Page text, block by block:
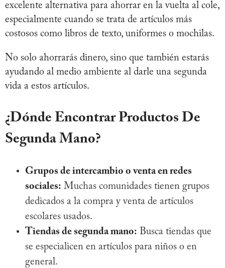
excelente alternativa para ahorrar en la vuelta al cole,
especialmente cuando se trata de artículos más
costosos como libros de texto, uniformes o mochilas.
No solo ahorrarás dinero, sino que también estarás
ayudando al medio ambiente al darle una segunda
vida a estos artículos.
¿Dónde Encontrar Productos De
Segunda Mano?
Grupos de intercambio o venta en redes
sociales: Muchas comunidades tienen grupos
dedicados a la compra y venta de artículos
escolares usados.
Tiendas de segunda mano: Busca tiendas que
se especialicen en artículos para niños o en
general.